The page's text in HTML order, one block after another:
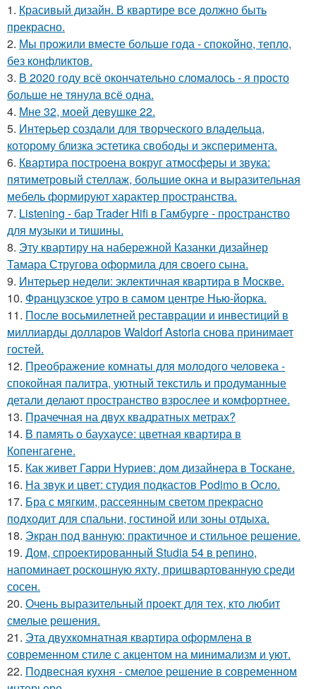
1. Красивый дизайн. В квартире все должно быть
прекрасно.
2. Мы прожили вместе больше года - спокойно, тепло,
без конфликтов.
3. В 2020 году всё окончательно сломалось - я просто
больше не тянула всё одна.
4. Мне 32, моей девушке 22.
5. Интерьер создали для творческого владельца,
которому близка эстетика свободы и эксперимента.
6. Квартира построена вокруг атмосферы и звука:
пятиметровый стеллаж, большие окна и выразительная
мебель формируют характер пространства.
7. Listening - бар Trader Hifi в Гамбурге - пространство
для музыки и тишины.
8. Эту квартиру на набережной Казанки дизайнер
Тамара Стругова оформила для своего сына.
9. Интерьер недели: эклектичная квартира в Москве.
10. Французское утро в самом центре Нью-йорка.
11. После восьмилетней реставрации и инвестиций в
миллиарды долларов Waldorf Astoria снова принимает
гостей.
12. Преображение комнаты для молодого человека -
спокойная палитра, уютный текстиль и продуманные
детали делают пространство взрослее и комфортнее.
13. Прачечная на двух квадратных метрах?
14. В память о баухаусе: цветная квартира в
Копенгагене.
15. Как живет Гарри Нуриев: дом дизайнера в Тоскане.
16. На звук и цвет: студия подкастов Podimo в Осло.
17. Бра с мягким, рассеянным светом прекрасно
подходит для спальни, гостиной или зоны отдыха.
18. Экран под ванную: практичное и стильное решение.
19. Дом, спроектированный Studia 54 в репино,
напоминает роскошную яхту, пришвартованную среди
сосен.
20. Очень выразительный проект для тех, кто любит
смелые решения.
21. Эта двухкомнатная квартира оформлена в
современном стиле с акцентом на минимализм и уют.
22. Подвесная кухня - смелое решение в современном